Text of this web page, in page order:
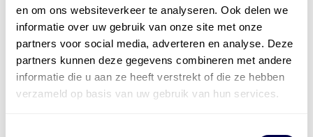
en om ons websiteverkeer te analyseren. Ook delen we
informatie over uw gebruik van onze site met onze
partners voor social media, adverteren en analyse. Deze
partners kunnen deze gegevens combineren met andere
informatie die u aan ze heeft verstrekt of die ze hebben
verzameld op basis van uw gebruik van hun services.